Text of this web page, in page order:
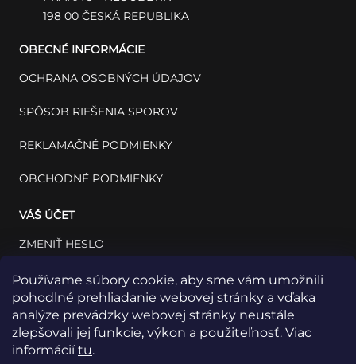
Používame súbory cookie, aby sme vám umožnili
pohodlné prehliadanie webovej stránky a vďaka
analýze prevádzky webovej stránky neustále
zlepšovali jej funkcie, výkon a použiteľnosť. Viac
informáciítu.
198 00 ČESKÁ REPUBLIKA
OBECNÉ INFORMÁCIE
OCHRANA OSOBNÝCH ÚDAJOV
SPÔSOB RIEŠENIA SPOROV
REKLAMAČNÉ PODMIENKY
OBCHODNÉ PODMIENKY
VÁŠ ÚČET
ZMENIŤ HESLO
VÁŠ PROFIL
VAŠE OBJEDNÁVKY